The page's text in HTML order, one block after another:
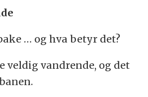
… og hva betyr det?
veldig vandrende, og det